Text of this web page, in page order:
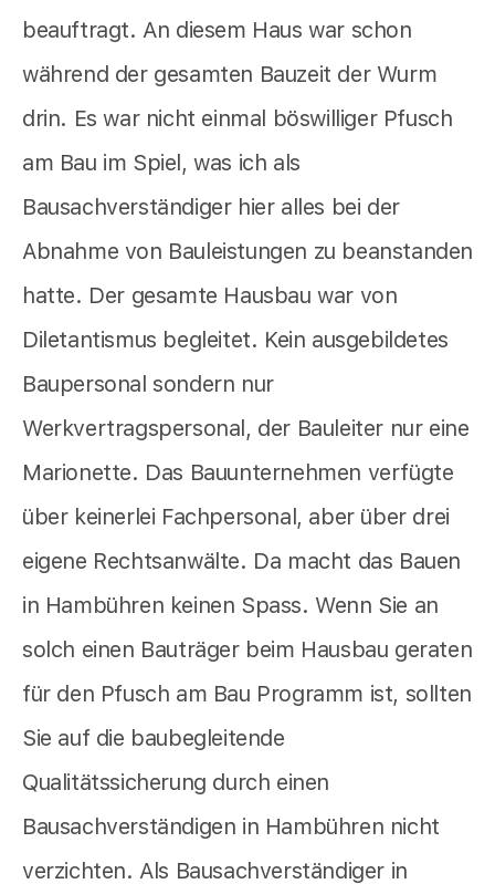
beauftragt. An diesem Haus war schon
während der gesamten Bauzeit der Wurm
drin. Es war nicht einmal böswilliger Pfusch
am Bau im Spiel, was ich als
Bausachverständiger hier alles bei der
Abnahme von Bauleistungen zu beanstanden
hatte. Der gesamte Hausbau war von
Diletantismus begleitet. Kein ausgebildetes
Baupersonal sondern nur
Werkvertragspersonal, der Bauleiter nur eine
Marionette. Das Bauunternehmen verfügte
über keinerlei Fachpersonal, aber über drei
eigene Rechtsanwälte. Da macht das Bauen
in Hambühren keinen Spass. Wenn Sie an
solch einen Bauträger beim Hausbau geraten
für den Pfusch am Bau Programm ist, sollten
Sie auf die baubegleitende
Qualitätssicherung durch einen
Bausachverständigen in Hambühren nicht
verzichten. Als Bausachverständiger in